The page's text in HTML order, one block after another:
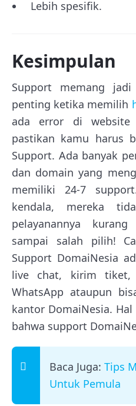
Lebih spesifik.
Kesimpulan
Support memang
penting ketika memilih
ada error di website
pastikan kamu harus
Support. Ada banyak
dan domain yang
memiliki 24-7
kendala, mereka
pelayanannya
sampai salah pilih!
Support DomaiNesia
live chat, kirim tiket,
WhatsApp ataupun
kantor DomaiNesia.
bahwa support
Baca Juga: Tips
Untuk Pemula